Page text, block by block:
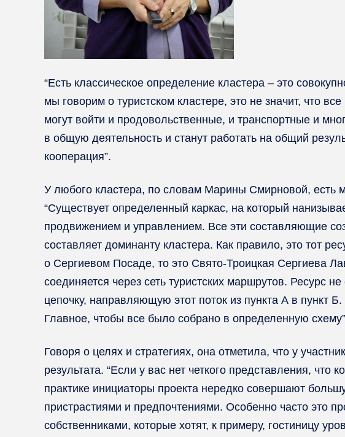
“Есть классическое определение кластера – это
мы говорим о туристском кластере, это не значит, что
могут войти и продовольственные, и транспортные и
в общую деятельность и станут работать на общий
кооперация”.
У любого кластера, по словам Марины Смирновой, есть
“Существует определенный каркас, на который
продвижением и управлением. Все эти составляющие
составляет доминанту кластера. Как правило, это тот
о Сергиевом Посаде, то это Свято-Троицкая Сергиева
соединяется через сеть туристских маршрутов. Ресурс
цепочку, направляющую этот поток из пункта А в пункт
Главное, чтобы все было собрано в определенную
Говоря о целях и стратегиях, она отметила, что у
результата. “Если у вас нет четкого представления,
практике инициаторы проекта нередко совершают
пристрастиями и предпочтениями. Особенно часто это
собственниками, которые хотят, к примеру, гостиницу